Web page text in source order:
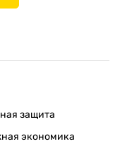
защита
экономика